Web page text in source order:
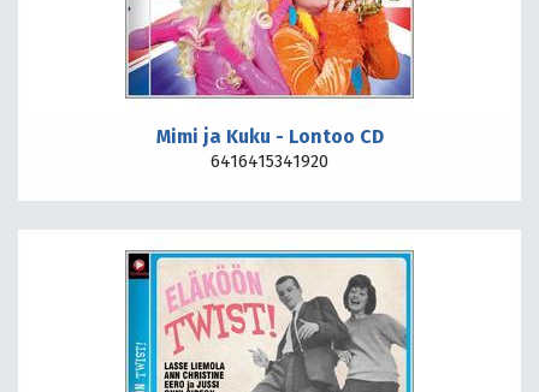
Mimi ja Kuku - Lontoo CD
6416415341920